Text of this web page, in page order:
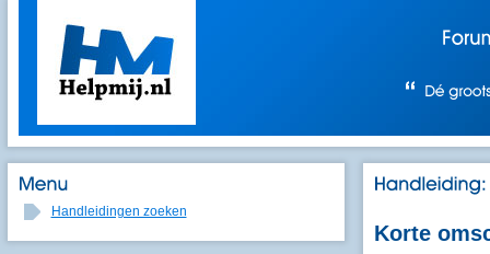
Handleidingen zoeken
Korte